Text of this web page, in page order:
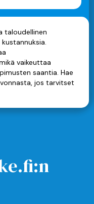
taloudellinen
vaikeuttaa
saantia. Hae
jos tarvitset